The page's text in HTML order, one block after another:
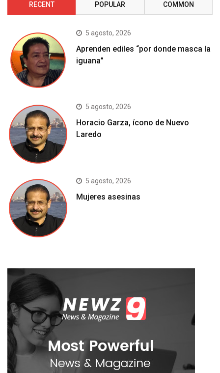
RECENT POPULAR COMMON
5 agosto, 2026
Aprenden ediles “por donde masca la
iguana”
5 agosto, 2026
Horacio Garza, ícono de Nuevo
Laredo
5 agosto, 2026
Mujeres asesinas